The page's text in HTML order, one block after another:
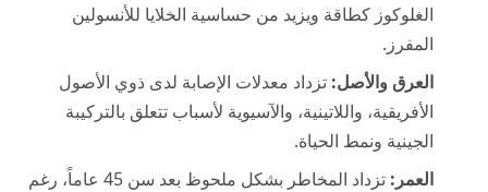
الغلوكوز كطاقة ويزيد من حساسية الخلايا للأنسولين
المفرز.
العرق والأصل: تزداد معدلات الإصابة لدى ذوي الأصول
الأفريقية، واللاتينية، والآسيوية لأسباب تتعلق بالتركيبة
الجينية ونمط الحياة.
العمر:
تزداد المخاطر بشكل ملحوظ بعد سن 45 عاماً، رغم